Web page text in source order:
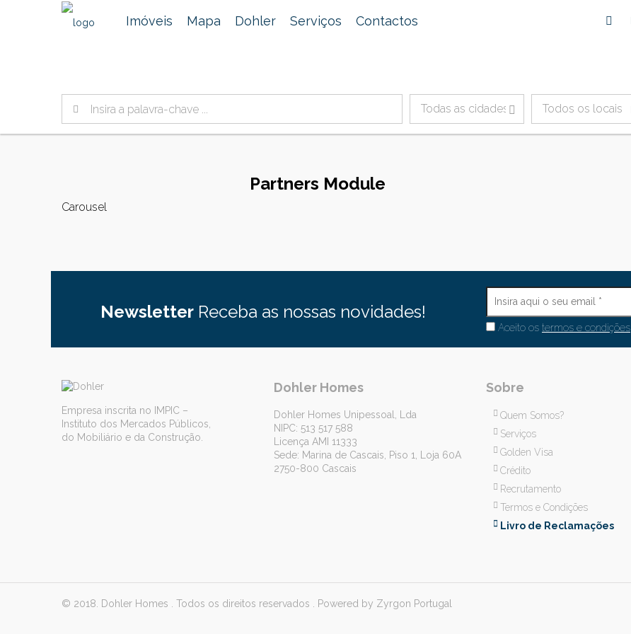
Imóveis Mapa Dohler Serviços Contactos
Todas as cidades Todos os locais
Partners Module
Carousel
Newsletter Receba as nossas novidades!
Aceito os termos e condições
Empresa inscrita no IMPIC –
Instituto dos Mercados Públicos,
do Mobiliário e da Construção.
Dohler Homes
Dohler Homes Unipessoal, Lda
NIPC: 513 517 588
Licença AMI 11333
Sede: Marina de Cascais, Piso 1, Loja 60A
2750-800 Cascais
Sobre
Quem Somos?
Serviços
Golden Visa
Crédito
Recrutamento
Termos e Condições
Livro de Reclamações
© 2018. Dohler Homes . Todos os direitos reservados . Powered by Zyrgon Portugal